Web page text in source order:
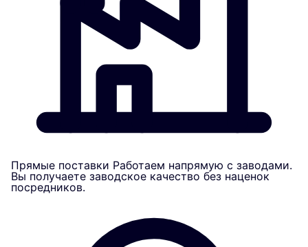
Прямые поставки Работаем напрямую с заводами.
Вы получаете заводское качество без наценок
посредников.